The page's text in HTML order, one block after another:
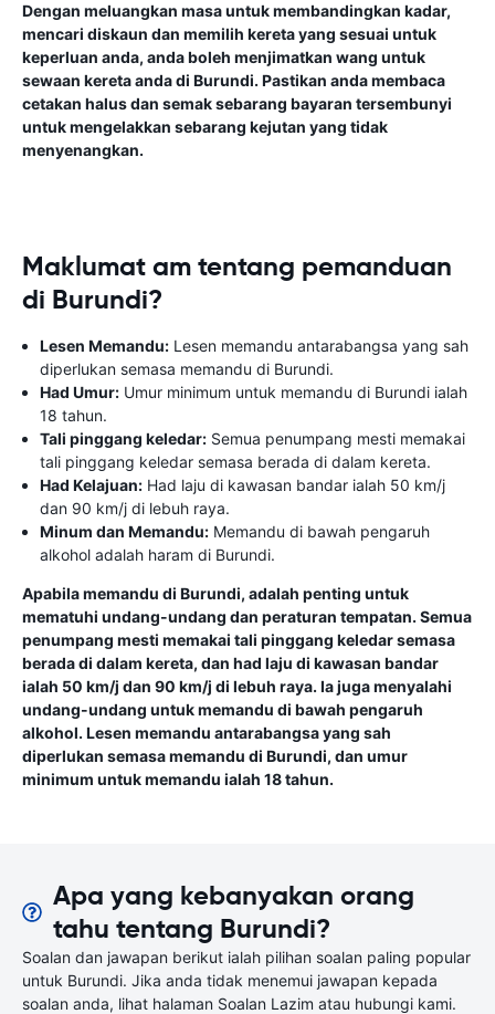
Dengan meluangkan masa untuk membandingkan kadar,
mencari diskaun dan memilih kereta yang sesuai untuk
keperluan anda, anda boleh menjimatkan wang untuk
sewaan kereta anda di Burundi. Pastikan anda membaca
cetakan halus dan semak sebarang bayaran tersembunyi
untuk mengelakkan sebarang kejutan yang tidak
menyenangkan.
Maklumat am tentang pemanduan
di Burundi?
Lesen Memandu: Lesen memandu antarabangsa yang sah
diperlukan semasa memandu di Burundi.
Had Umur: Umur minimum untuk memandu di Burundi ialah
18 tahun.
Tali pinggang keledar: Semua penumpang mesti memakai
tali pinggang keledar semasa berada di dalam kereta.
Had Kelajuan: Had laju di kawasan bandar ialah 50 km/j
dan 90 km/j di lebuh raya.
Minum dan Memandu: Memandu di bawah pengaruh
alkohol adalah haram di Burundi.
Apabila memandu di Burundi, adalah penting untuk
mematuhi undang-undang dan peraturan tempatan. Semua
penumpang mesti memakai tali pinggang keledar semasa
berada di dalam kereta, dan had laju di kawasan bandar
ialah 50 km/j dan 90 km/j di lebuh raya. Ia juga menyalahi
undang-undang untuk memandu di bawah pengaruh
alkohol. Lesen memandu antarabangsa yang sah
diperlukan semasa memandu di Burundi, dan umur
minimum untuk memandu ialah 18 tahun.
Apa yang kebanyakan orang
tahu tentang Burundi?
Soalan dan jawapan berikut ialah pilihan soalan paling popular
untuk Burundi. Jika anda tidak menemui jawapan kepada
soalan anda, lihat halaman Soalan Lazim atau hubungi kami.